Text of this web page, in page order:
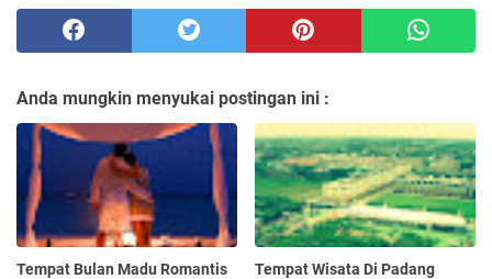
Anda mungkin menyukai postingan ini :
Tempat Bulan Madu Romantis
Tempat Wisata Di Padang